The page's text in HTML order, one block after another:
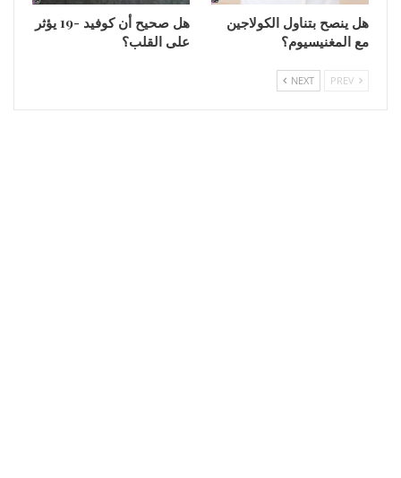
هل ينصح بتناول الكولاجين
مع المغنيسيوم؟
هل صحيح أن كوفيد -19 يؤثر
على القلب؟
NEXT